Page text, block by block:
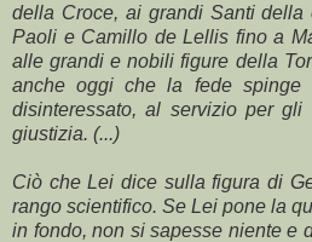
della Croce, ai grandi Santi della
Paoli e Camillo de Lellis fino a
alle grandi e nobili figure della
anche oggi che la fede spinge
disinteressato, al servizio per
giustizia. (...)
Ciò che Lei dice sulla figura di
rango scientifico. Se Lei pone la
in fondo, non si sapesse niente e